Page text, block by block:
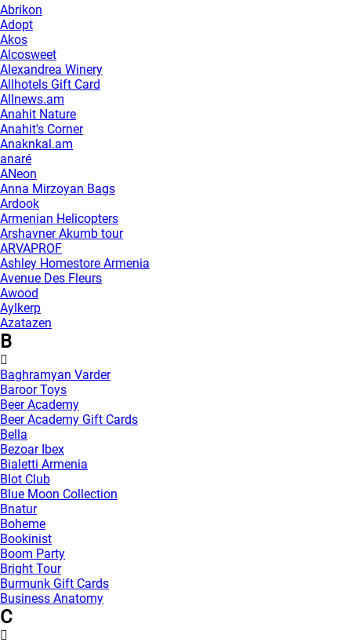
Abrikon
Adopt
Akos
Alcosweet
Alexandrea Winery
Allhotels Gift Card
Allnews.am
Anahit Nature
Anahit's Corner
Anaknkal.am
anaré
ANeon
Anna Mirzoyan Bags
Ardook
Armenian Helicopters
Arshavner Akumb tour
ARVAPROF
Ashley Homestore Armenia
Avenue Des Fleurs
Awood
Aylkerp
Azatazen
B
Baghramyan Varder
Baroor Toys
Beer Academy
Beer Academy Gift Cards
Bella
Bezoar Ibex
Bialetti Armenia
Blot Club
Blue Moon Collection
Bnatur
Boheme
Bookinist
Boom Party
Bright Tour
Burmunk Gift Cards
Business Anatomy
C